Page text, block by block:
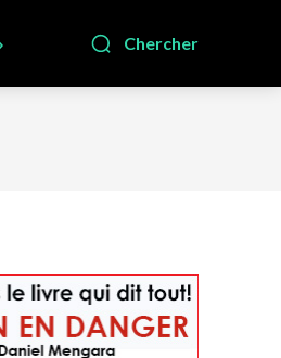
Chercher